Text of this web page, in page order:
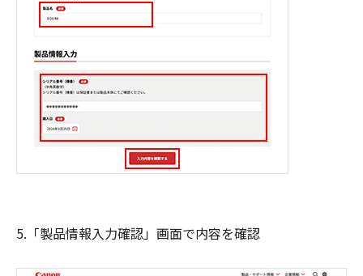
5.「製品情報入力確認」画面で内容を確認